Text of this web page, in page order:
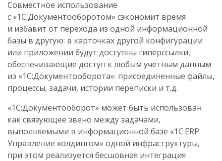
Совместное использование
с «1С:Документооборотом» сэкономит время
и избавит от перехода из одной информационной
базы в другую: в карточках другой конфигурации
или приложении будут доступны гиперссылки,
обеспечивающие доступ к любым учетным данным
из «1С:Документооборота»: присоединенные файлы,
процессы, задачи, истории переписки и т.д.
«1С:Документооборот» может быть использован
как связующее звено между задачами,
выполняемыми в информационной базе «1С:ERP.
Управление холдингом» одной инфраструктуры,
при этом реализуется бесшовная интеграция